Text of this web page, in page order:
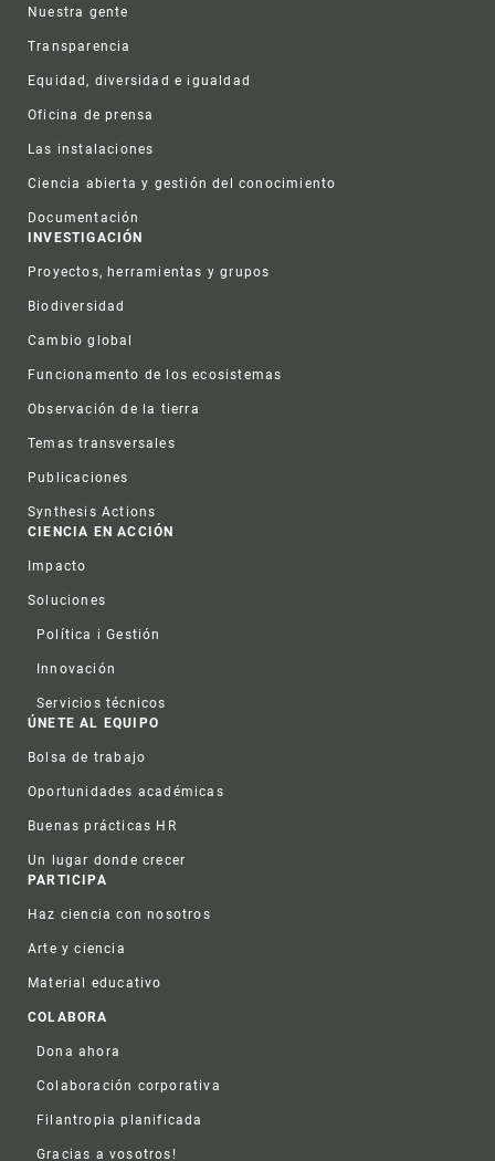
Nuestra gente
Transparencia
Equidad, diversidad e igualdad
Oficina de prensa
Las instalaciones
Ciencia abierta y gestión del conocimiento
Documentación
INVESTIGACIÓN
Proyectos, herramientas y grupos
Biodiversidad
Cambio global
Funcionamento de los ecosistemas
Observación de la tierra
Temas transversales
Publicaciones
Synthesis Actions
CIENCIA EN ACCIÓN
Impacto
Soluciones
Política i Gestión
Innovación
Servicios técnicos
ÚNETE AL EQUIPO
Bolsa de trabajo
Oportunidades académicas
Buenas prácticas HR
Un lugar donde crecer
PARTICIPA
Haz ciencia con nosotros
Arte y ciencia
Material educativo
COLABORA
Dona ahora
Colaboración corporativa
Filantropia planificada
Gracias a vosotros!